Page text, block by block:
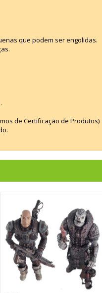
que podem ser engolidas.
de Certificação de Produtos)